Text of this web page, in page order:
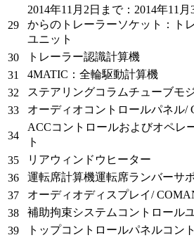
29
2014年11月2日まで：2014年11月
からの トレーラーソケット
：ト
ユニット
30 トレーラー認識計算機
31
4MATIC：全輪駆動計算機
32
ステアリングコラムチューブモ
33
オーディオコントロールパネル/
34
ACCコントロールおよびオペレ
ト
35 リアウィンドウヒーター
36
運転席計算機運転席ランバーサ
37
オーディオディスプレイ/
38
補助拘束システムコントロール
39
トップコントロールパネルコン